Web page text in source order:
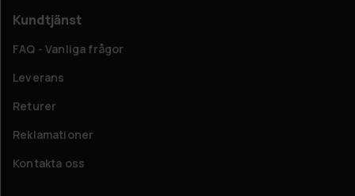
Kundtjänst
FAQ - Vanliga frågor
Leverans
Returer
Reklamationer
Kontakta oss